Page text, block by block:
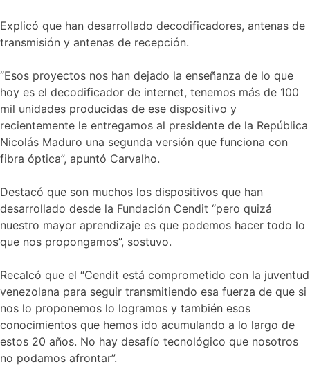
Explicó que han desarrollado decodificadores, antenas de
transmisión y antenas de recepción.
“Esos proyectos nos han dejado la enseñanza de lo que
hoy es el decodificador de internet, tenemos más de 100
mil unidades producidas de ese dispositivo y
recientemente le entregamos al presidente de la República
Nicolás Maduro una segunda versión que funciona con
fibra óptica”, apuntó Carvalho.
Destacó que son muchos los dispositivos que han
desarrollado desde la Fundación Cendit “pero quizá
nuestro mayor aprendizaje es que podemos hacer todo lo
que nos propongamos”, sostuvo.
Recalcó que el “Cendit está comprometido con la juventud
venezolana para seguir transmitiendo esa fuerza de que si
nos lo proponemos lo logramos y también esos
conocimientos que hemos ido acumulando a lo largo de
estos 20 años. No hay desafío tecnológico que nosotros
no podamos afrontar”.